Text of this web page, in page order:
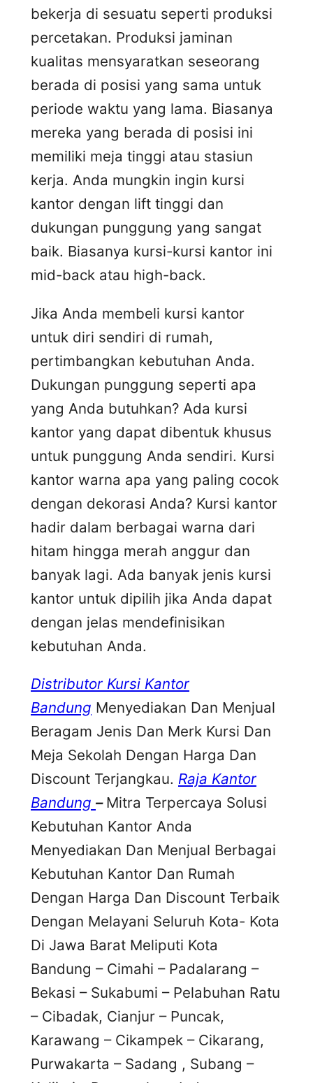
bekerja di sesuatu seperti produksi
percetakan. Produksi jaminan
kualitas mensyaratkan seseorang
berada di posisi yang sama untuk
periode waktu yang lama. Biasanya
mereka yang berada di posisi ini
memiliki meja tinggi atau stasiun
kerja. Anda mungkin ingin kursi
kantor dengan lift tinggi dan
dukungan punggung yang sangat
baik. Biasanya kursi-kursi kantor ini
mid-back atau high-back.
Jika Anda membeli kursi kantor
untuk diri sendiri di rumah,
pertimbangkan kebutuhan Anda.
Dukungan punggung seperti apa
yang Anda butuhkan? Ada kursi
kantor yang dapat dibentuk khusus
untuk punggung Anda sendiri. Kursi
kantor warna apa yang paling cocok
dengan dekorasi Anda? Kursi kantor
hadir dalam berbagai warna dari
hitam hingga merah anggur dan
banyak lagi. Ada banyak jenis kursi
kantor untuk dipilih jika Anda dapat
dengan jelas mendefinisikan
kebutuhan Anda.
Distributor Kursi Kantor
Bandung Menyediakan Dan Menjual
Beragam Jenis Dan Merk Kursi Dan
Meja Sekolah Dengan Harga Dan
Discount Terjangkau. Raja Kantor
Bandung – Mitra Terpercaya Solusi
Kebutuhan Kantor Anda
Menyediakan Dan Menjual Berbagai
Kebutuhan Kantor Dan Rumah
Dengan Harga Dan Discount Terbaik
Dengan Melayani Seluruh Kota- Kota
Di Jawa Barat Meliputi Kota
Bandung – Cimahi – Padalarang –
Bekasi – Sukabumi – Pelabuhan Ratu
– Cibadak, Cianjur – Puncak,
Karawang – Cikampek – Cikarang,
Purwakarta – Sadang , Subang –